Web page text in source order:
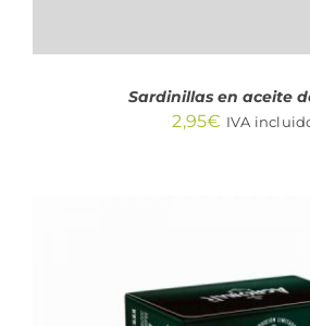
Sardinillas en aceite
2,95€ IVA